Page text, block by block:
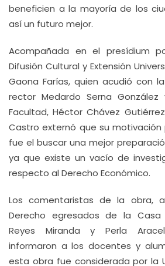
beneficien a la mayoría de los
así un futuro mejor.
Acompañada en el presídium
Difusión Cultural y Extensión
Gaona Farías, quien acudió con
rector Medardo Serna
Facultad, Héctor Chávez
Castro externó que su motivación
fue el buscar una mejor
ya que existe un vacío de
respecto al Derecho Económico.
Los comentaristas de la obra,
Derecho egresados de la Casa
Reyes Miranda y Perla
informaron a los docentes y
esta obra fue considerada por la